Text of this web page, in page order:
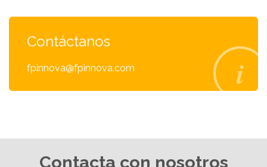
Contáctanos
fpinnova@fpinnova.com
Contacta con nosotros